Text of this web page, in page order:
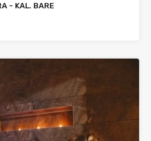
- KAL. BARE